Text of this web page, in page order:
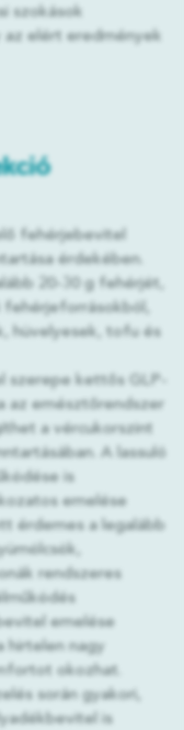
szokások
az elért eredmények
fehérjebevitel
érdekében.
20-30 g fehérjét,
hüvelyesek, tofu és
szerepe kettős GLP-
az emésztőrendszer
a vércukorszint
A lassuló
is
emelése
érdemes a legalább
rendszeres
emelése
hirtelen nagy
okozhat.
során gyakori,
is